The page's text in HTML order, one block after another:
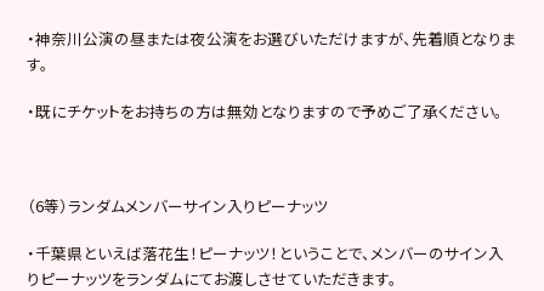
・神奈川公演の昼または夜公演をお選びいただけますが、先着順となりま
す。
・既にチケットをお持ちの方は無効となりますので予めご了承ください。
（6等）ランダムメンバーサイン入りピーナッツ
・千葉県といえば落花生！ピーナッツ！ということで、メンバーのサイン入
りピーナッツをランダムにてお渡しさせていただきます。